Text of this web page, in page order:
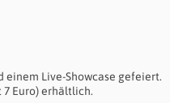
einem Live-Showcase gefeiert.
7 Euro) erhältlich.